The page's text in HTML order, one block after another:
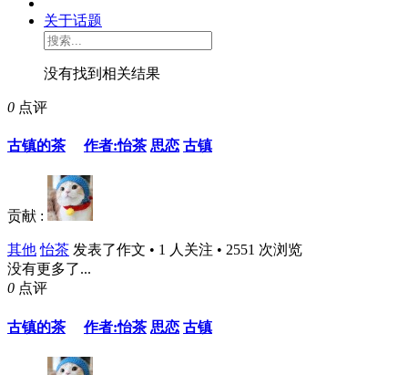
关于话题
没有找到相关结果
0 点评
古镇的茶 作者:怡茶 思恋 古镇
贡献 :
其他 怡茶 发表了作文 • 1 人关注 • 2551 次浏览
没有更多了...
0 点评
古镇的茶 作者:怡茶 思恋 古镇